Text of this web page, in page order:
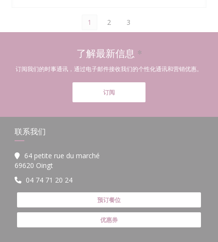
1 2 3
了解最新信息 *
订阅我们的时事通讯，通过电子邮件接收我们的个性化通讯和营销优惠。
订阅
联系我们
64 petite rue du marché
69620 Oingt
04 74 71 20 24
预订餐位
优惠券